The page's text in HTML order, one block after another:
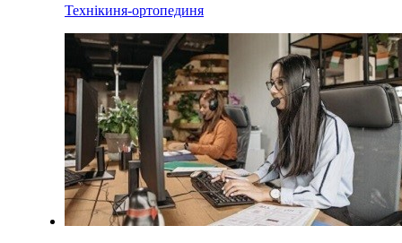
Технікиня-ортопединя